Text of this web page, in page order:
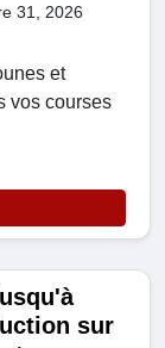
31, 2026
et
vos courses
sur